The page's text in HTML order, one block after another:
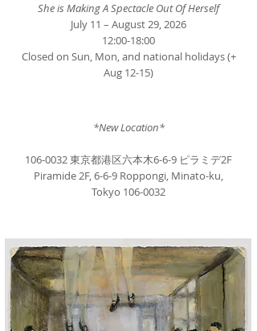
She is Making A Spectacle Out Of Herself
July 11 – August 29, 2026
12:00-18:00
Closed on Sun, Mon, and national holidays (+
Aug 12-15)
*New Location*
106-0032東京都港区六本木6-6-9 ピラミデ2F
Piramide 2F, 6-6-9 Roppongi, Minato-ku,
Tokyo 106-0032